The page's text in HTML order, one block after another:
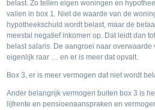
belast. Zo tellen eigen woningen en
vallen in box 1. Niet de waarde van de
hypotheekschuld wordt belast, maar de
meestal negatief inkomen op. Dat leidt dan
belast salaris. De aangroei naar
eigenlijk raar … en er is meer dat opvalt.
Box 3, er is meer vermogen dat niet wordt
Ander belangrijk vermogen buiten box 3 is
lijfrente en pensioenaanspraken en